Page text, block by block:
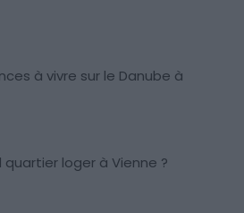
à vivre sur le Danube à
quartier loger à Vienne ?